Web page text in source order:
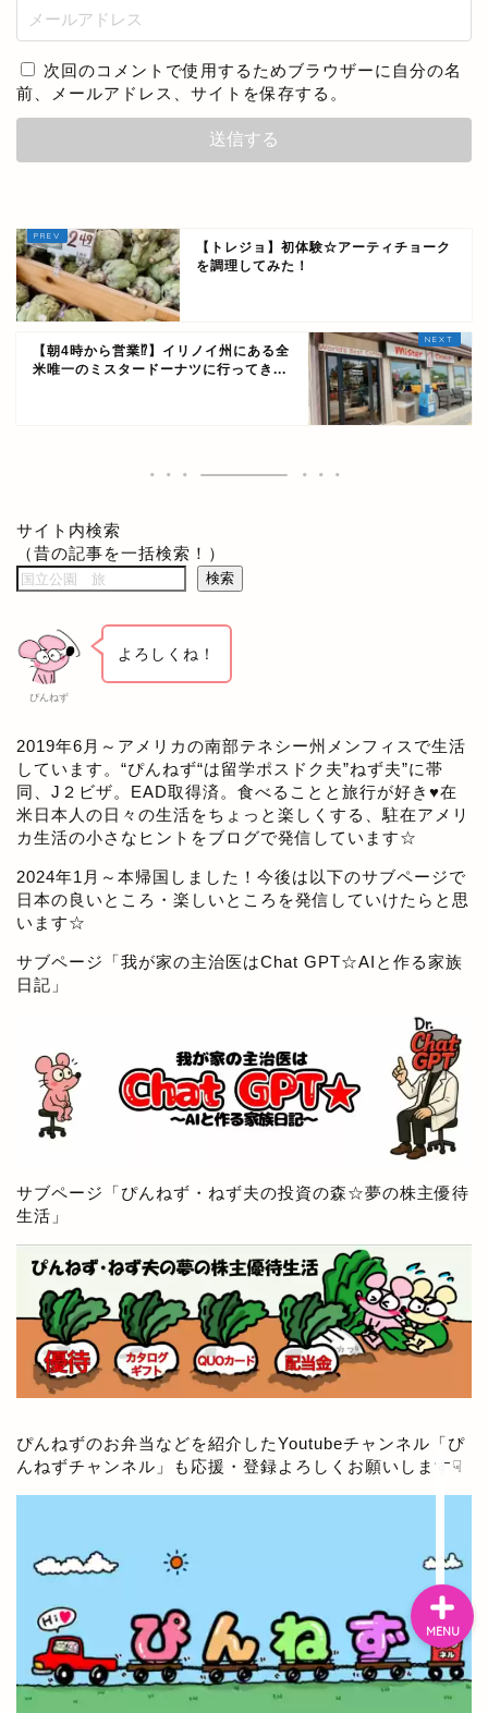
次回のコメントで使用するためブラウザーに自分の名
前、メールアドレス、サイトを保存する。
【トレジョ】初体験☆アーティチョーク
を調理してみた！
【朝4時から営業⁉】イリノイ州にある全
米唯一のミスタードーナツに行ってき...
サイト内検索
（昔の記事を一括検索！）
検索
ぴんねず
よろしくね！
2019年6月～アメリカの南部テネシー州メンフィスで生活
しています。“ぴんねず“は留学ポスドク夫”ねず夫”に帯
同、J２ビザ。EAD取得済。食べることと旅行が好き♥在
米日本人の日々の生活をちょっと楽しくする、駐在アメリ
カ生活の小さなヒントをブログで発信しています☆
2024年1月～本帰国しました！今後は以下のサブページで
日本の良いところ・楽しいところを発信していけたらと思
います☆
サブページ「我が家の主治医はChat GPT☆AIと作る家族
日記 」
サブページ「ぴんねず・ねず夫の投資の森☆夢の株主優待
生活 」
ぴんねずのお弁当などを紹介したYoutubeチャンネル「ぴ
んねずチャンネル 」も応援・登録よろしくお願いします☟
MENU
アメリカ生活ブログ
ぴんねず漫画
ぴんねず☆ごはんのレシ
ピ集
ぴんねずの旅のしおり・